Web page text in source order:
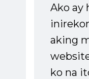
Ako ay
aking
ko na